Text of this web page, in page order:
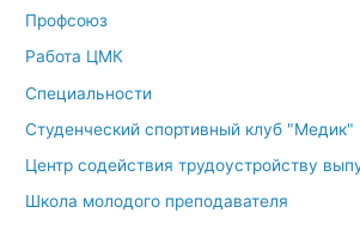
Профсоюз
Работа ЦМК
Специальности
Студенческий спортивный клуб "Медик"
Центр содействия трудоустройству
Школа молодого преподавателя